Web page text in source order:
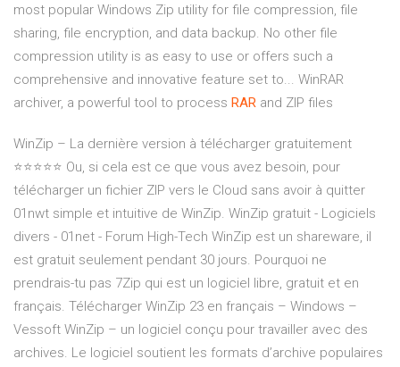
most popular Windows Zip utility for file compression, file
sharing, file encryption, and data backup. No other file
compression utility is as easy to use or offers such a
comprehensive and innovative feature set to... WinRAR
archiver, a powerful tool to process RAR and ZIP files
WinZip – La dernière version à télécharger gratuitement
⭐⭐⭐⭐⭐ Ou, si cela est ce que vous avez besoin, pour
télécharger un fichier ZIP vers le Cloud sans avoir à quitter
01nwt simple et intuitive de WinZip. WinZip gratuit - Logiciels
divers - 01net - Forum High-Tech WinZip est un shareware, il
est gratuit seulement pendant 30 jours. Pourquoi ne
prendrais-tu pas 7Zip qui est un logiciel libre, gratuit et en
français. Télécharger WinZip 23 en français – Windows –
Vessoft WinZip – un logiciel conçu pour travailler avec des
archives. Le logiciel soutient les formats d’archive populaires